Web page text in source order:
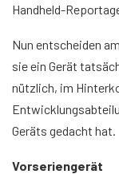
Handheld-
Nun entscheiden
sie ein Gerät
nützlich, im
Geräts gedacht hat.
Vorseriengerät